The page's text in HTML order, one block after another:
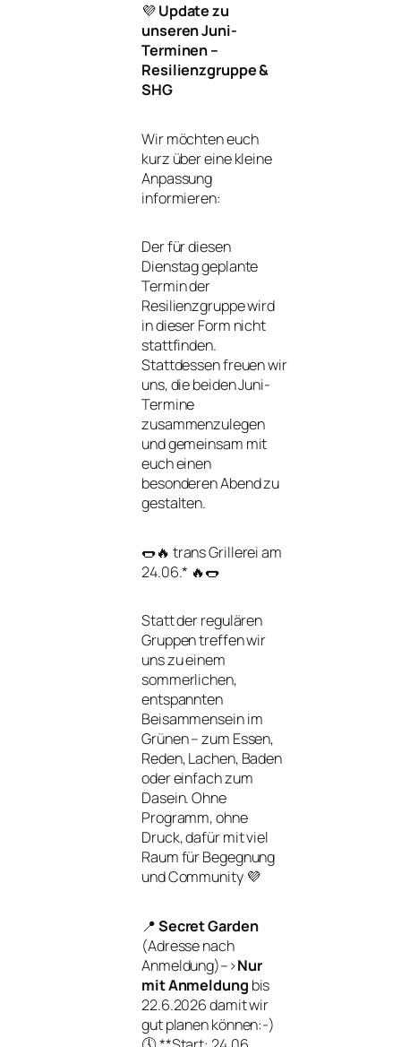
💜Update zu
unseren Juni-
Terminen –
Resilienzgruppe &
SHG
Wir möchten euch
kurz über eine kleine
Anpassung
informieren:
Der für diesen
Dienstag geplante
Termin der
Resilienzgruppe wird
in dieser Form nicht
stattfinden.
Stattdessen freuen wir
uns, die beiden Juni-
Termine
zusammenzulegen
und gemeinsam mit
euch einen
besonderen Abend zu
gestalten.
🌭🔥 trans Grillerei am
24.06.* 🔥🌭
Statt der regulären
Gruppen treffen wir
uns zu einem
sommerlichen,
entspannten
Beisammensein im
Grünen – zum Essen,
Reden, Lachen, Baden
oder einfach zum
Dasein. Ohne
Programm, ohne
Druck, dafür mit viel
Raum für Begegnung
und Community 💜
📍Secret Garden
(Adresse nach
Anmeldung)–>Nur
mit Anmeldung bis
22.6.2026 damit wir
gut planen können:-)